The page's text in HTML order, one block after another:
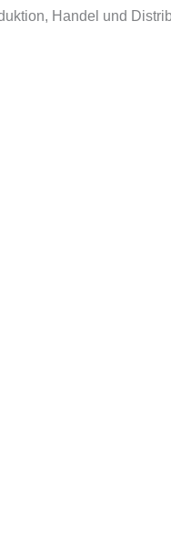
Handel und